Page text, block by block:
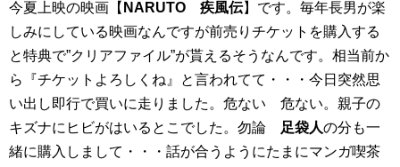
今夏上映の映画【 NARUTO 疾風伝】です。毎年長男が楽
しみにしている映画なんですが前売りチケットを購入する
と特典で”クリアファイル”が貰えるそうなんです。相当前か
ら『チケットよろしくね』と言われてて・・・今日突然思
い出し即行で買いに走りました。危ない 危ない。親子の
キズナにヒビがはいるとこでした。勿論
足袋人の分も一
緒に購入しまして・・・話が合うようにたまにマンガ喫茶